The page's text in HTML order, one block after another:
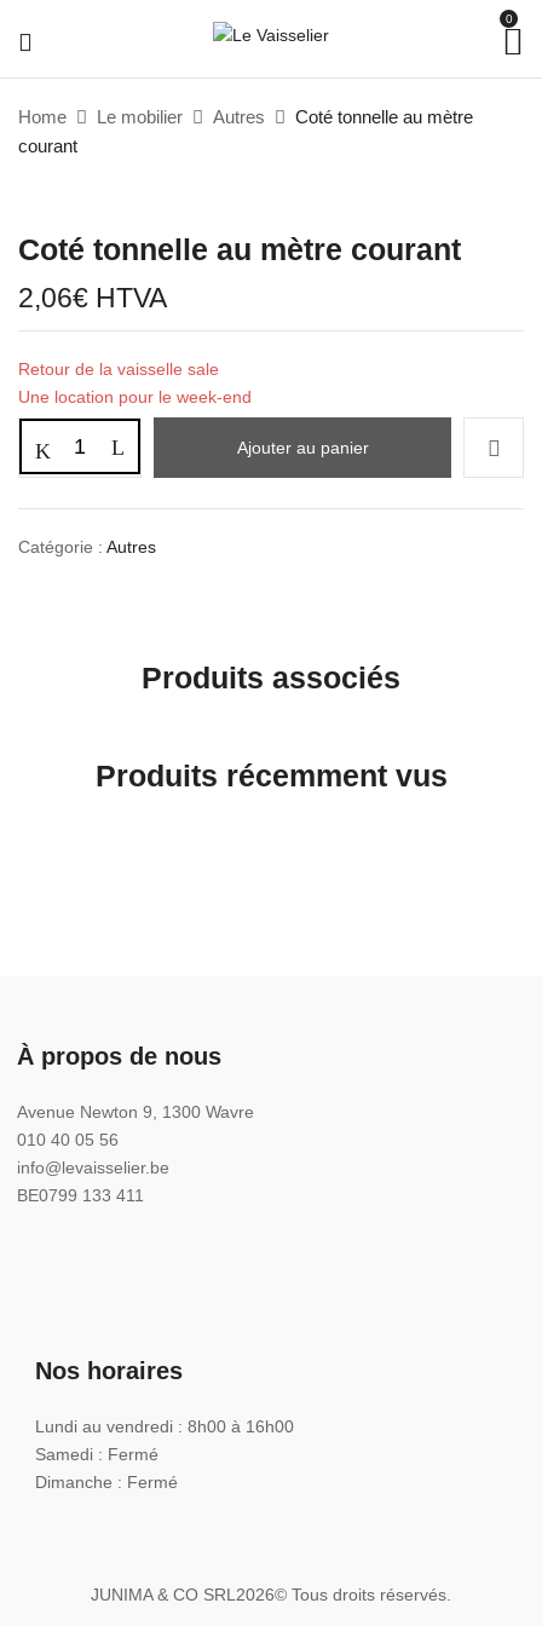
0
Home Le mobilier Autres
Coté tonnelle au mètre
courant
Coté tonnelle au mètre courant
2,06€ HTVA
Retour de la vaisselle sale
Une location pour le week-end
Ajouter au panier
Catégorie : Autres
Produits associés
Produits récemment vus
À propos de nous
Avenue Newton 9, 1300 Wavre
010 40 05 56
info@levaisselier.be
BE0799 133 411
Nos horaires
Lundi au vendredi : 8h00 à 16h00
Samedi : Fermé
Dimanche : Fermé
JUNIMA & CO SRL 2026© Tous droits réservés.